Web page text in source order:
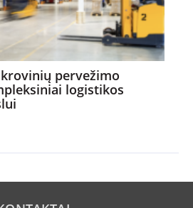
pervežimo
logistikos